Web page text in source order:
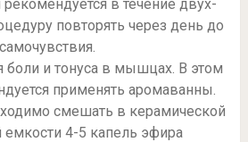
в течение двух-
повторять через день до
боли и тонуса в мышцах. В этом
применять аромаванны.
смешать в керамической
емкости 4-5 капель эфира